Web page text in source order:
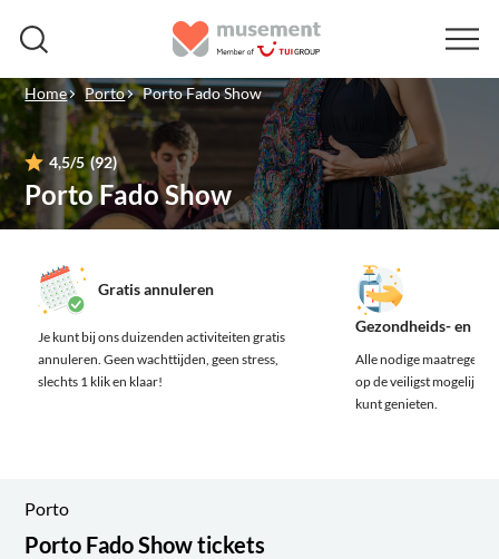
Home Porto Porto Fado Show
4,5/5 (92)
Porto Fado Show
Gratis annuleren
Je kunt bij ons duizenden activiteiten gratis
annuleren. Geen wachttijden, geen stress,
slechts 1 klik en klaar!
Gezondheids- en
Alle nodige
op de veiligst mogelijke
kunt genieten.
Porto
Porto Fado Show tickets